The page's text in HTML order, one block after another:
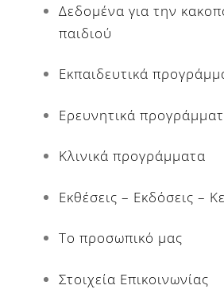
Δεδομένα για την
παιδιού
Εκπαιδευτικά
Ερευνητικά
Κλινικά προγράμματα
Εκθέσεις – Εκδόσεις –
Το προσωπικό μας
Στοιχεία Επικοινωνίας